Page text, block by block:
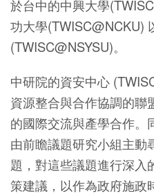
於台中的中興大學
功大學(TWISC@NCKU)
(TWISC@NSYSU)。
中研院的資安中心
資源整合與合作協調的聯
的國際交流與產學合作。
由前瞻議題研究小組主動
題，對這些議題進行深入
策建議，以作為政府施政